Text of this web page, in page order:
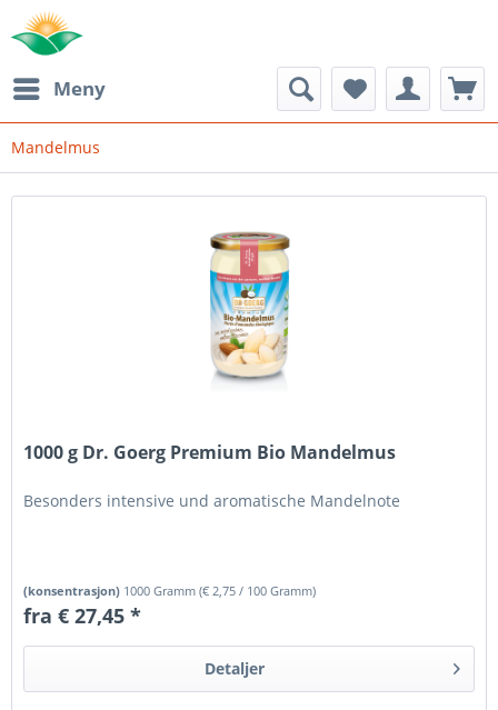
Meny
Mandelmus
1000 g Dr. Goerg Premium Bio Mandelmus
Besonders intensive und aromatische Mandelnote
(konsentrasjon) 1000 Gramm(€ 2,75 / 100 Gramm)
fra € 27,45 *
Detaljer